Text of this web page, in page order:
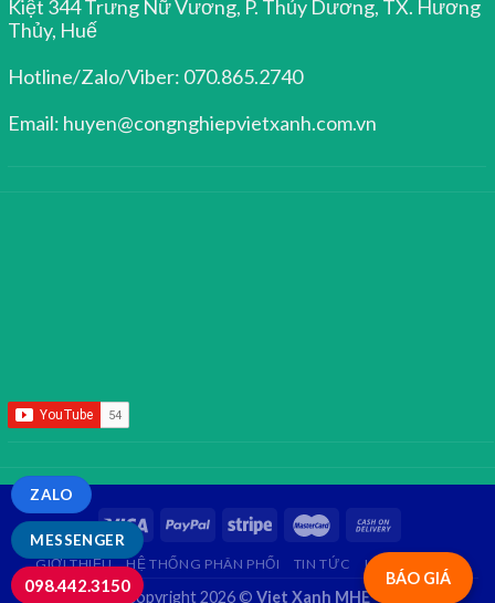
Kiệt 344 Trưng Nữ Vương, P. Thủy Dương, TX. Hương
Thủy, Huế
Hotline/Zalo/Viber: 070.865.2740
Email: huyen@congnghiepvietxanh.com.vn
BÁO GIÁ
GIỚI THIỆU HỆ THỐNG PHÂN PHỐI TIN TỨC LIÊN HỆ
Copyright 2026 © Viet Xanh MHE
MESSENGER
ZALO
098.442.3150